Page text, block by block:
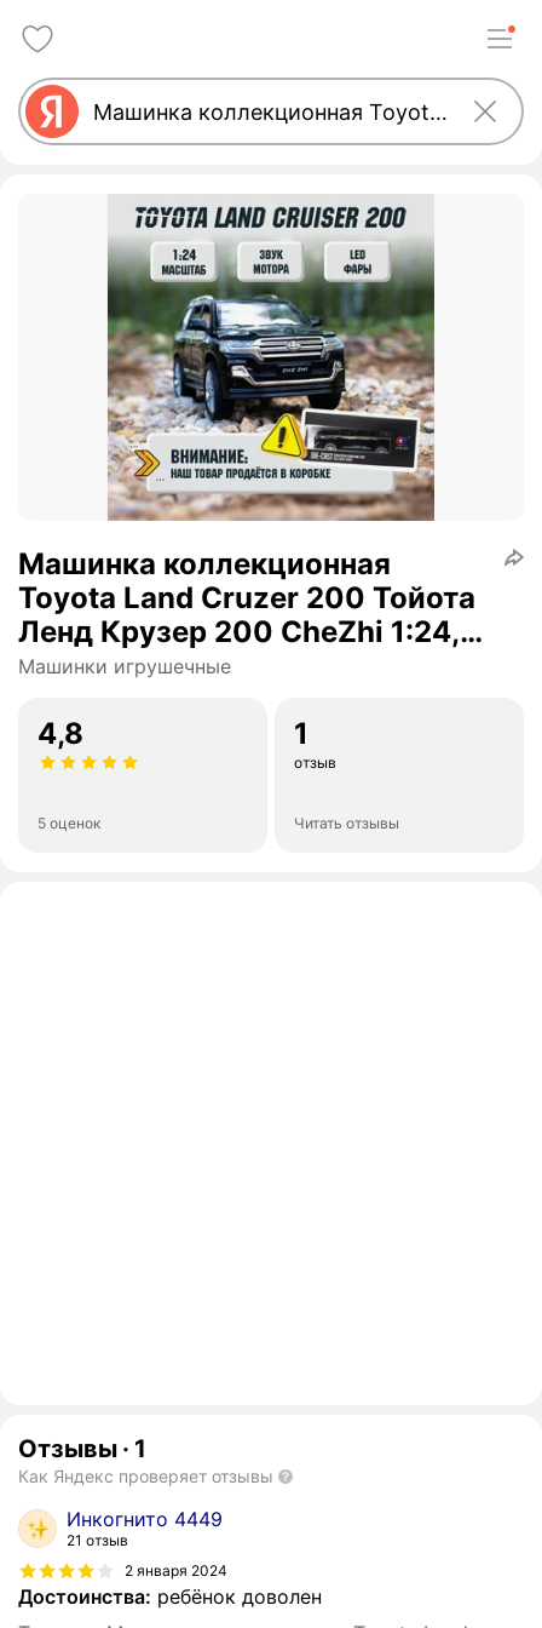
Машинка коллекционная
Toyota Land Cruzer 200 Тойота
Ленд Крузер 200 CheZhi 1:24,
открываются двери, капот,
инерционная
Машинки игрушечные
4,8
5 оценок
1
отзыв
Читать отзывы
Отзывы · 1
Как Яндекс проверяет отзывы
Инкогнито 4449
21 отзыв
2 января 2024
Достоинства: ребёнок доволен